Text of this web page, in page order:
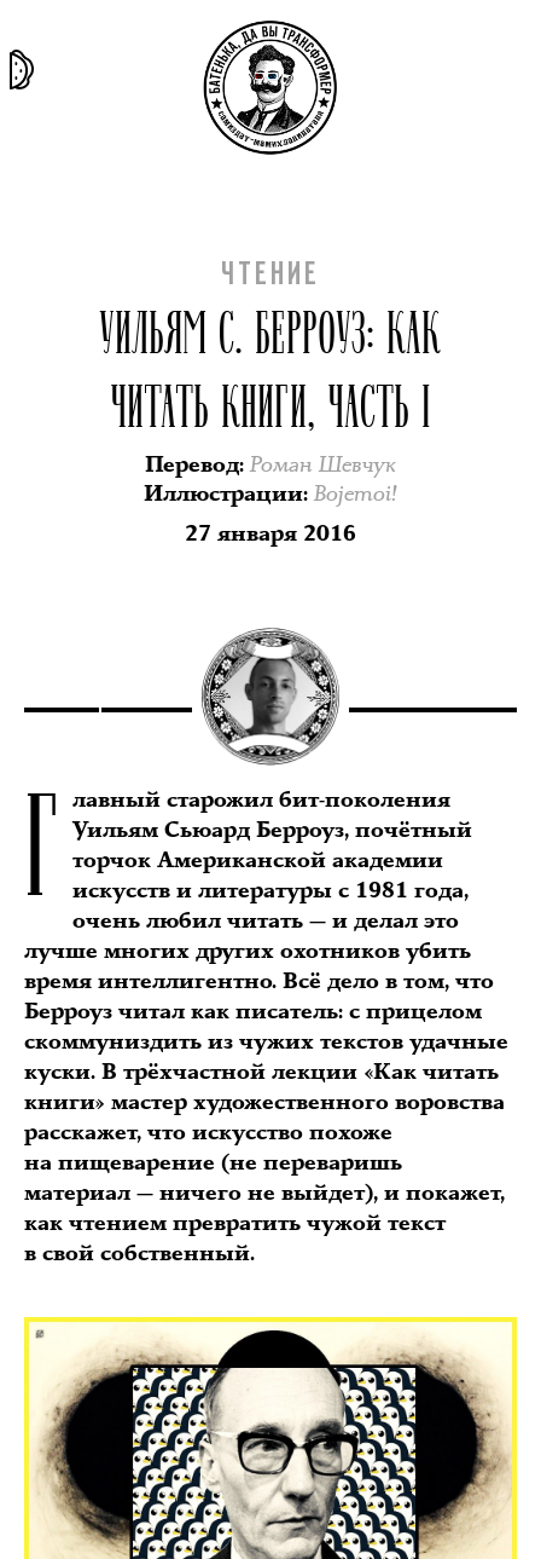
ЧТЕНИЕ
УИЛЬЯМ С. БЕРРОУЗ: КАК
ЧИТАТЬ КНИГИ, ЧАСТЬ I
Перевод: Роман Шевчук
Иллюстрации: Bojemoi!
27 января 2016
Г
лавный старожил бит-поколения
Уильям Сьюард Берроуз, почётный
торчок Американской академии
искусств и литературы с 1981 года,
очень любил читать — и делал это
лучше многих других охотников убить
время интеллигентно. Всё дело в том, что
Берроуз читал как писатель: с прицелом
скоммуниздить из чужих текстов удачные
куски. В трёхчастной лекции «Как читать
книги» мастер художественного воровства
расскажет, что искусство похоже
на пищеварение (не переваришь
материал — ничего не выйдет), и покажет,
как чтением превратить чужой текст
в свой собственный.